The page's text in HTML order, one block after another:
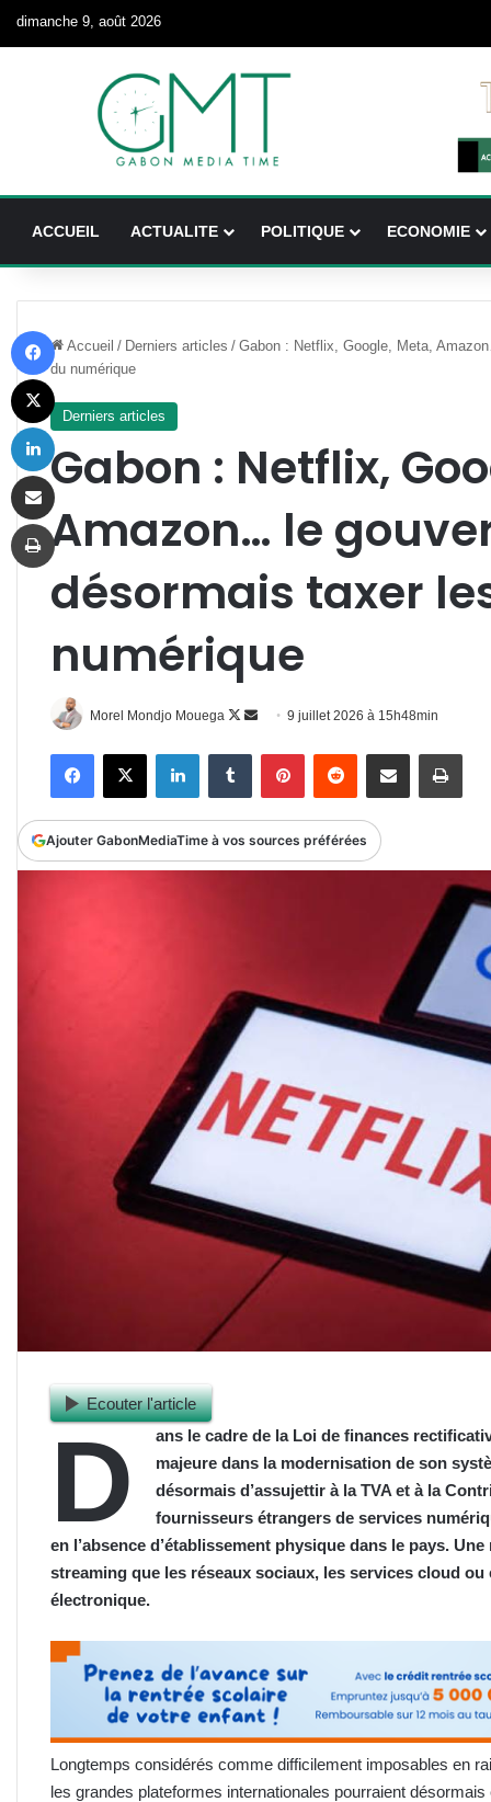
dimanche 9, août 2026
ACCUEIL ACTUALITE POLITIQUE ECONOMIE
Accueil / Derniers articles / Gabon : Netflix, Google, Meta,
du numérique
Derniers articles
Gabon : Netflix,
Amazon… le
désormais taxer
numérique
Morel Mondjo Mouega
Follow
Envoyer
courriel
9 juillet 2026 à 15h48min
FacebookX LinkedinTumblr PinterestReddit Partager par email
Ajouter GabonMediaTime à vos sources préférées
Ecouter l'article
D
ans le cadre de la Loi de finances
majeure dans la modernisation de son
désormais d’assujettir à la TVA et à la
fournisseurs étrangers de services
en l’absence d’établissement physique dans le pays.
streaming que les réseaux sociaux, les services cloud
électronique.
Longtemps considérés comme difficilement imposables en
les grandes plateformes internationales pourraient
X
Linkedin
Partager par email
Imprimer